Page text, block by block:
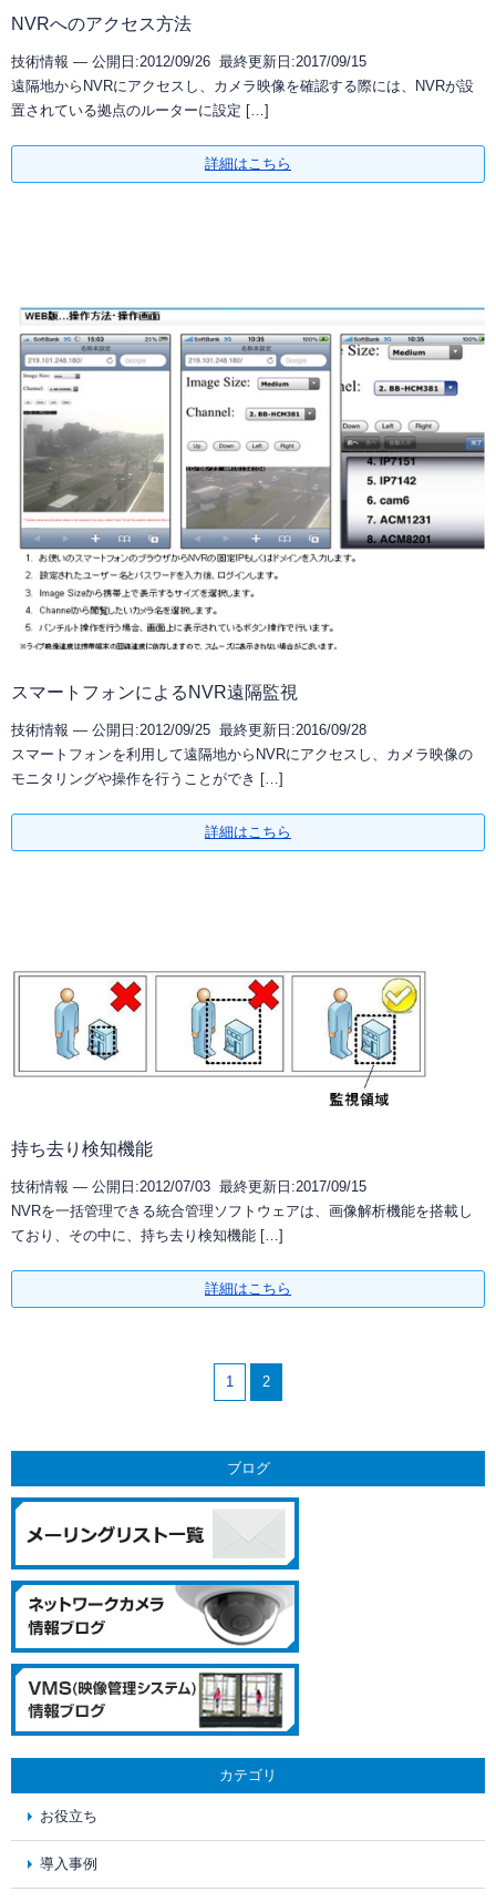
NVRへのアクセス方法
技術情報 — 公開日:2012/09/26 最終更新日:2017/09/15
遠隔地からNVRにアクセスし、カメラ映像を確認する際には、NVRが設
置されている拠点のルーターに設定 […]
詳細はこちら
スマートフォンによるNVR遠隔監視
技術情報 — 公開日:2012/09/25 最終更新日:2016/09/28
スマートフォンを利用して遠隔地からNVRにアクセスし、カメラ映像の
モニタリングや操作を行うことができ […]
詳細はこちら
持ち去り検知機能
技術情報 — 公開日:2012/07/03 最終更新日:2017/09/15
NVRを一括管理できる統合管理ソフトウェアは、画像解析機能を搭載し
ており、その中に、持ち去り検知機能 […]
詳細はこちら
1 2
ブログ
カテゴリ
お役立ち
導入事例